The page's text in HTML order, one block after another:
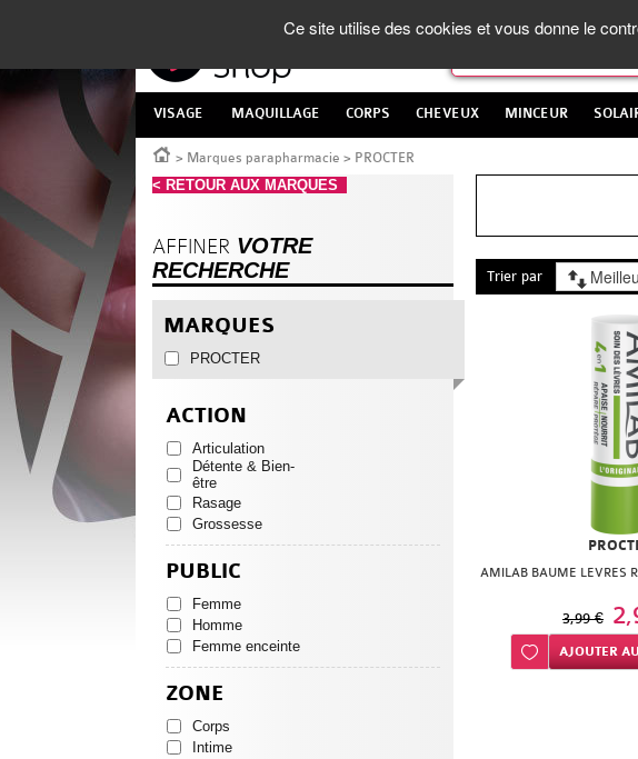
VISAGE MAQUILLAGE CORPS CHEVEUX MINCEUR
Accueil
> Marques parapharmacie > PROCTER
Trier par
AMILAB BAUME LEVRES
3,99 €
Ajouter à ma liste
AJOUTER
< RETOUR AUX MARQUES
AFFINER VOTRE
RECHERCHE
MARQUES
PROCTER
ACTION
Articulation
Détente & Bien-
être
Rasage
Grossesse
PUBLIC
Femme
Homme
Femme enceinte
ZONE
Corps
Intime
Ce site utilise des cookies et vous donne le